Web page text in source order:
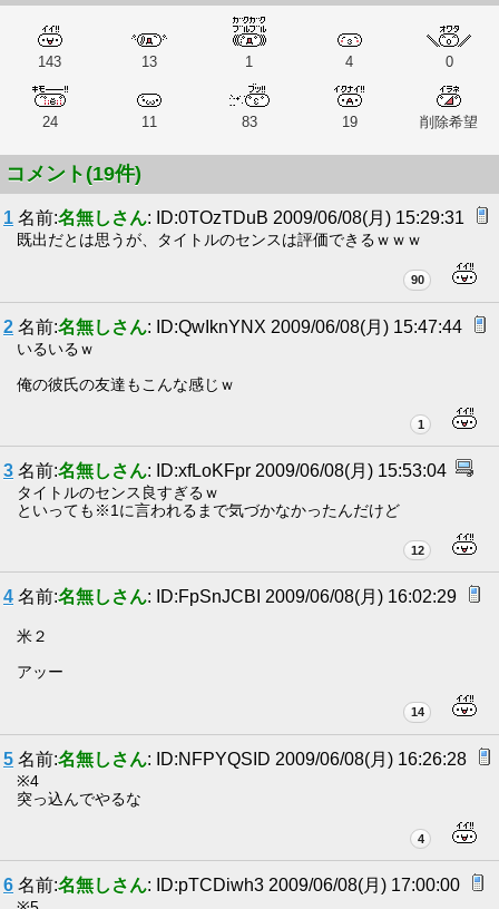
143 13 1 4 0
24 11 83 19 削除希望
コメント(19件)
1 名前:名無しさん: ID:0TOzTDuB 2009/06/08(月) 15:29:31
既出だとは思うが、タイトルのセンスは評価できるｗｗｗ
90
2 名前:名無しさん: ID:QwIknYNX 2009/06/08(月) 15:47:44
いるいるｗ
俺の彼氏の友達もこんな感じｗ
1
3 名前:名無しさん: ID:xfLoKFpr 2009/06/08(月) 15:53:04
タイトルのセンス良すぎるｗ
といっても※1に言われるまで気づかなかったんだけど
12
4 名前:名無しさん: ID:FpSnJCBI 2009/06/08(月) 16:02:29
米２
アッー
14
5 名前:名無しさん: ID:NFPYQSID 2009/06/08(月) 16:26:28
※4
突っ込んでやるな
4
6 名前:名無しさん: ID:pTCDiwh3 2009/06/08(月) 17:00:00